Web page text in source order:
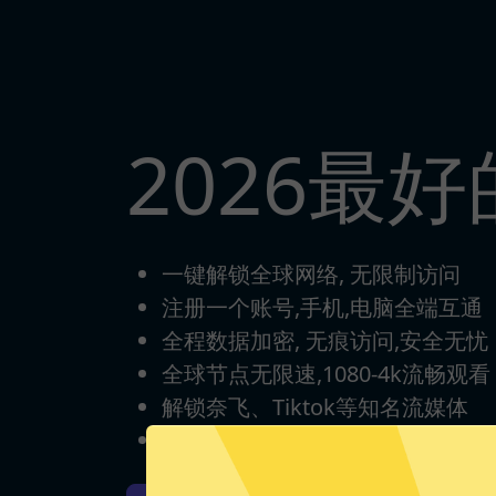
2026最好
一键解锁全球网络, 无限制访问
注册一个账号,手机,电脑全端互通
全程数据加密, 无痕访问,安全无忧
全球节点无限速,1080-4k流畅观看
解锁奈飞、Tiktok等知名流媒体
每日签到打卡，永久免费使用